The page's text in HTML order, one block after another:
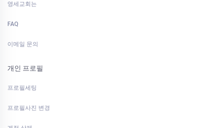
영세교회는
FAQ
이메일 문의
개인 프로필
프로필세팅
프로필사진 변경